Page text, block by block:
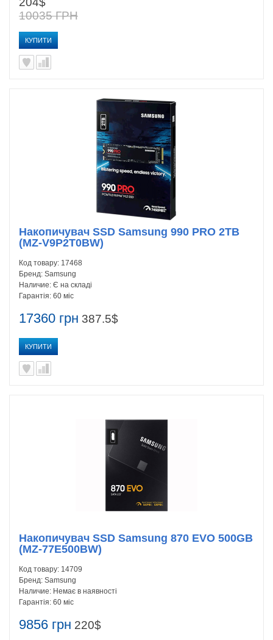
10035 ГРН
КУПИТИ
17360 грн 387.5$
КУПИТИ
Накопичувач SSD Samsung 990 PRO 2TB
(MZ-V9P2T0BW)
Код товару: 17468
Бренд: Samsung
Наличие: Є на складі
Гарантія: 60 міс
9856 грн 220$
Накопичувач SSD Samsung 870 EVO 500GB
(MZ-77E500BW)
Код товару: 14709
Бренд: Samsung
Наличие: Немає в наявності
Гарантія: 60 міс